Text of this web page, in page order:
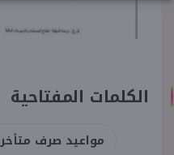
الكلمات المفتاحية
مواعيد صرف